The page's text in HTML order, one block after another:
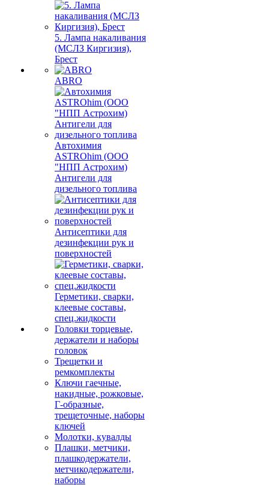
5. Лампа накаливания
(МСЛЗ Киргизия),
Брест
ABRO
Автохимия
ASTROhim (ООО
"НПП Астрохим)
Антигели для
дизельного топлива
Антисептики для
дезинфекции рук и
поверхностей
Герметики, сварки,
клеевые составы,
спец.жидкости
Головки торцевые,
держатели и наборы
головок
Трещетки и
ремкомплекты
Ключи гаечные,
накидные, рожковые,
Г-образные,
трещеточные, наборы
ключей
Молотки, кувалды
Плашки, метчики,
плашкодержатели,
метчикодержатели,
наборы